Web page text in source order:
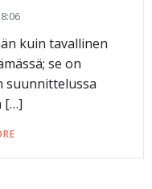
kuin tavallinen
se on
suunnittelussa
[…]